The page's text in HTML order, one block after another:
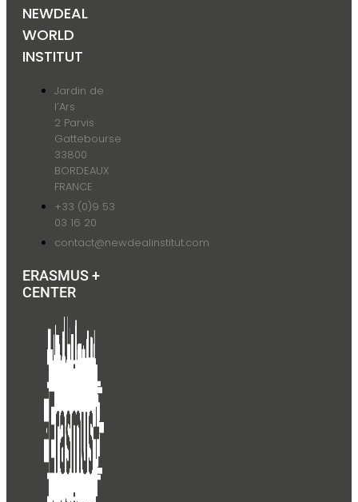
NEWDEAL
WORLD
INSTITUT
Jardin de
l’Ars
2 Parvis
Gattebourse
33800
BORDEAUX
FRANCE
+33 (0)9 53
03 16 20
contact@newdealinstitut.com
ERASMUS +
CENTER